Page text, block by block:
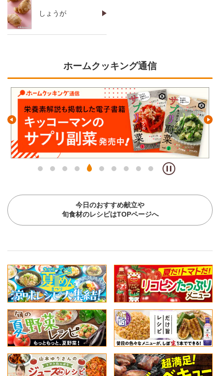
しょうが
ホームクッキング通信
今日のおすすめ献立や
旬食材のレシピはTOPページへ